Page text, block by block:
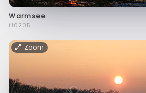
Warmsee
f10205
Zoom